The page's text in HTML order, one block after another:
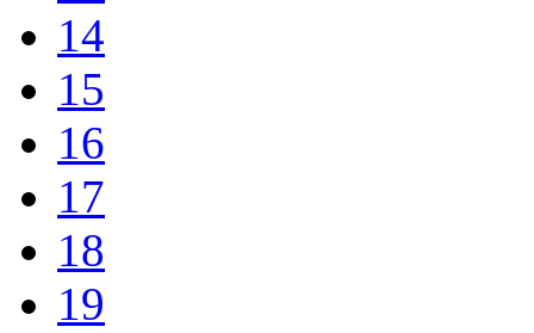
14
15
16
17
18
19